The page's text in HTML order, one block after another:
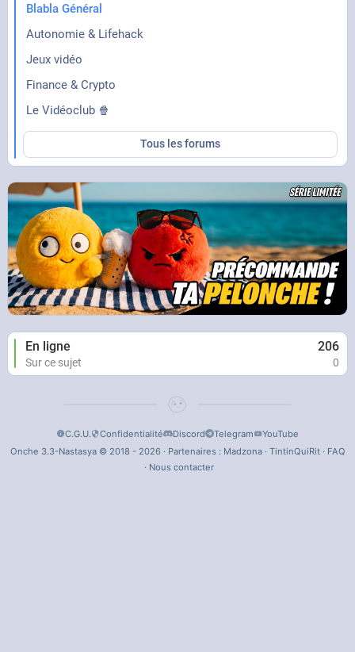
Blabla Général
Autonomie & Lifehack
Jeux vidéo
Finance & Crypto
Le Vidéoclub 🍿
Tous les forums
En ligne 206
Sur ce sujet 0
C.G.U. Confidentialité Discord Telegram
YouTube
Onche 3.3-Nastasya © 2018 - 2026 · Partenaires : Madzona· TintinQuiRit· FAQ
· Nous contacter